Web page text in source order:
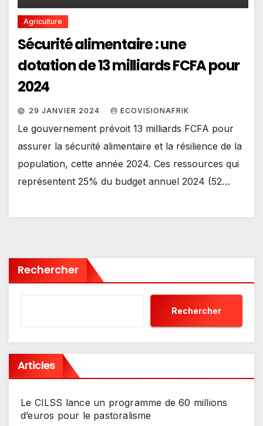
Agriculture
Sécurité alimentaire : une
dotation de 13 milliards FCFA pour
2024
29 JANVIER 2024 ECOVISIONAFRIK
Le gouvernement prévoit 13 milliards FCFA pour
assurer la sécurité alimentaire et la résilience de la
population, cette année 2024. Ces ressources qui
représentent 25% du budget annuel 2024 (52…
Rechercher
Rechercher
Articles
Le CILSS lance un programme de 60 millions
d’euros pour le pastoralisme